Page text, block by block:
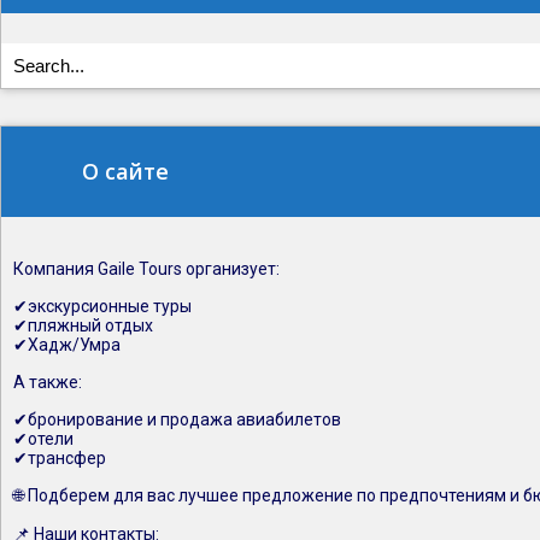
О сайте
Компания Gaile Tours организует:
✔экскурсионные туры
✔пляжный отдых
✔Хадж/Умра
А также:
✔бронирование и продажа авиабилетов
✔отели
✔трансфер
🌐 Подберем для вас лучшее предложение по предпочтениям и
📌 Наши контакты: